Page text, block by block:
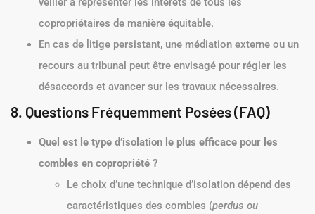
copropriétaires de manière équitable.
En cas de litige persistant, une médiation externe ou un
recours au tribunal peut être envisagé pour régler les
désaccords et avancer sur les travaux nécessaires.
8. Questions Fréquemment Posées (FAQ)
Quel est le type d’isolation le plus efficace pour les
combles en copropriété ?
Le choix d’une technique d’isolation dépend des
caractéristiques des combles (perdus ou